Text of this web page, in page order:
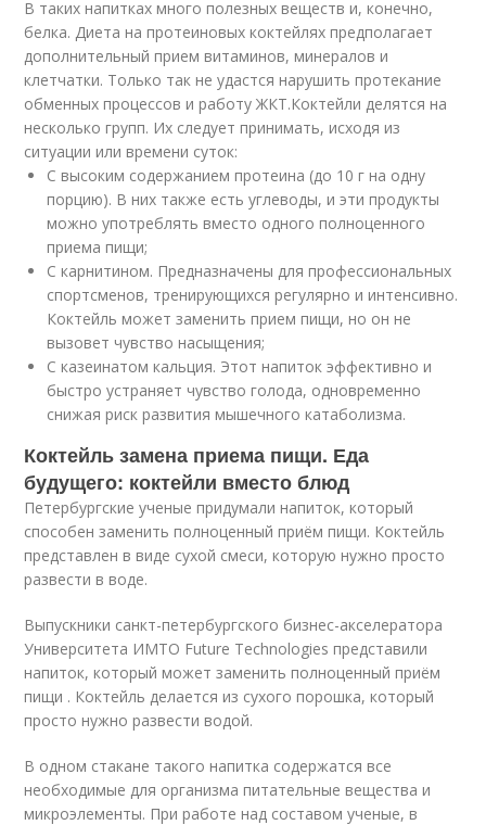
В таких напитках много полезных веществ и, конечно,
белка. Диета на протеиновых коктейлях предполагает
дополнительный прием витаминов, минералов и
клетчатки. Только так не удастся нарушить протекание
обменных процессов и работу ЖКТ.Коктейли делятся на
несколько групп. Их следует принимать, исходя из
ситуации или времени суток:
С высоким содержанием протеина (до 10 г на одну
порцию). В них также есть углеводы, и эти продукты
можно употреблять вместо одного полноценного
приема пищи;
С карнитином. Предназначены для профессиональных
спортсменов, тренирующихся регулярно и интенсивно.
Коктейль может заменить прием пищи, но он не
вызовет чувство насыщения;
С казеинатом кальция. Этот напиток эффективно и
быстро устраняет чувство голода, одновременно
снижая риск развития мышечного катаболизма.
Коктейль замена приема пищи. Еда
будущего: коктейли вместо блюд
Петербургские ученые придумали напиток, который
способен заменить полноценный приём пищи. Коктейль
представлен в виде сухой смеси, которую нужно просто
развести в воде.
Выпускники санкт-петербургского бизнес-акселератора
Университета ИМТО Future Technologies представили
напиток, который может заменить полноценный приём
пищи . Коктейль делается из сухого порошка, который
просто нужно развести водой.
В одном стакане такого напитка содержатся все
необходимые для организма питательные вещества и
микроэлементы. При работе над составом ученые, в